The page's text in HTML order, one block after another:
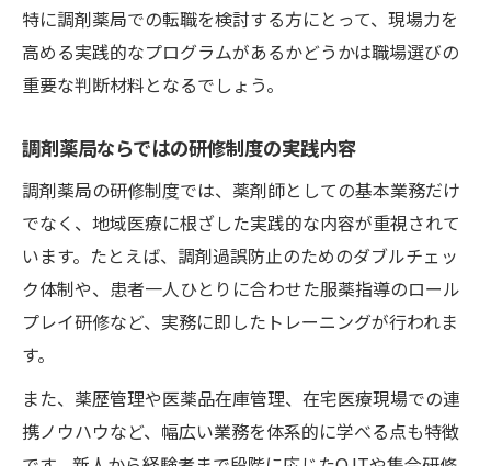
特に調剤薬局での転職を検討する方にとって、現場力を
高める実践的なプログラムがあるかどうかは職場選びの
重要な判断材料となるでしょう。
調剤薬局ならではの研修制度の実践内容
調剤薬局の研修制度では、薬剤師としての基本業務だけ
でなく、地域医療に根ざした実践的な内容が重視されて
います。たとえば、調剤過誤防止のためのダブルチェッ
ク体制や、患者一人ひとりに合わせた服薬指導のロール
プレイ研修など、実務に即したトレーニングが行われま
す。
また、薬歴管理や医薬品在庫管理、在宅医療現場での連
携ノウハウなど、幅広い業務を体系的に学べる点も特徴